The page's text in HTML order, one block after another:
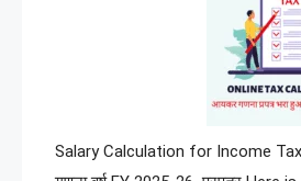
Salary Calculation for Income